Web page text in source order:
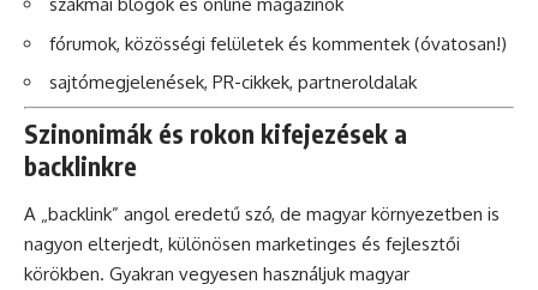
fórumok, közösségi felületek és kommentek (óvatosan!)
sajtómegjelenések, PR-cikkek, partneroldalak
Szinonimák és rokon kifejezések a
backlinkre
A „backlink” angol eredetű szó, de magyar környezetben is
nagyon elterjedt, különösen marketinges és fejlesztői
körökben. Gyakran vegyesen használjuk magyar